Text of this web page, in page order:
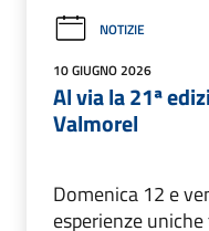
NOTIZIE
10 GIUGNO 2026
Al via la 21ª
Valmorel
Domenica 12 e
esperienze